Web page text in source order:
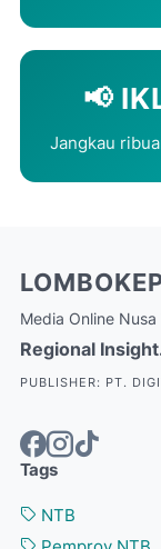
📢
Jangkau
Media Online
Regional
PUBLISHER: PT.
Tags
NTB